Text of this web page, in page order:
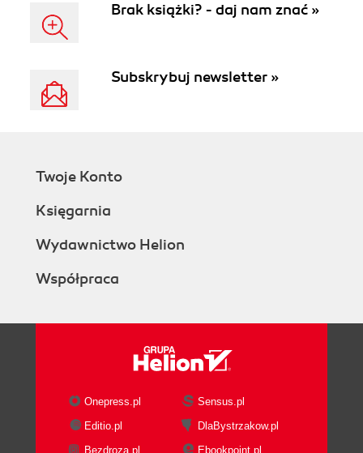
Brak książki? - daj nam znać »
Subskrybuj newsletter »
Twoje Konto
Księgarnia
Wydawnictwo Helion
Współpraca
Onepress.pl
Sensus.pl
Editio.pl
DlaBystrzakow.pl
Bezdroza.pl
Ebookpoint.pl